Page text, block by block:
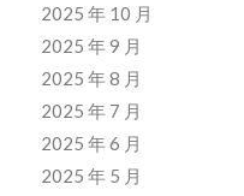
2025 年 10 月
2025 年 9 月
2025 年 8 月
2025 年 7 月
2025 年 6 月
2025 年 5 月